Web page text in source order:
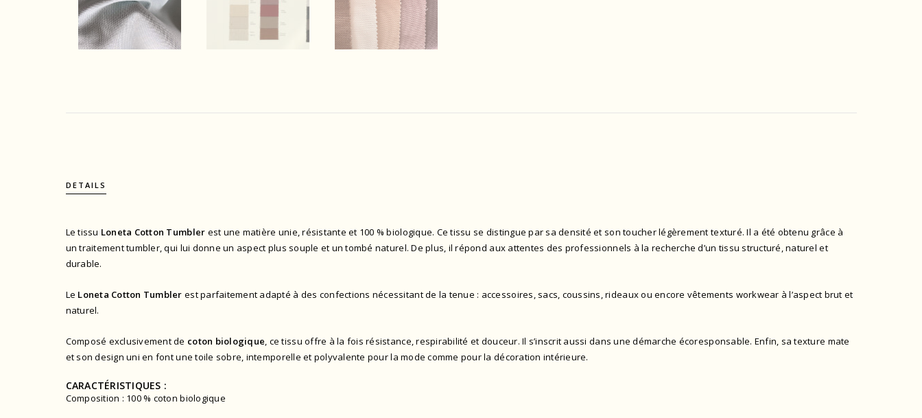
DETAILS
Le tissu Loneta Cotton Tumbler est une matière unie, résistante et 100 % biologique. Ce tissu se distingue par sa densité et son toucher légèrement texturé. Il a été obtenu grâce à
un traitement tumbler, qui lui donne un aspect plus souple et un tombé naturel. De plus, il répond aux attentes des professionnels à la recherche d’un tissu structuré, naturel et
durable.
Le Loneta Cotton Tumbler est parfaitement adapté à des confections nécessitant de la tenue : accessoires, sacs, coussins, rideaux ou encore vêtements workwear à l’aspect brut et
naturel.
Composé exclusivement de coton biologique, ce tissu offre à la fois résistance, respirabilité et douceur. Il s’inscrit aussi dans une démarche écoresponsable. Enfin, sa texture mate
et son design uni en font une toile sobre, intemporelle et polyvalente pour la mode comme pour la décoration intérieure.
CARACTÉRISTIQUES :
Composition : 100 % coton biologique